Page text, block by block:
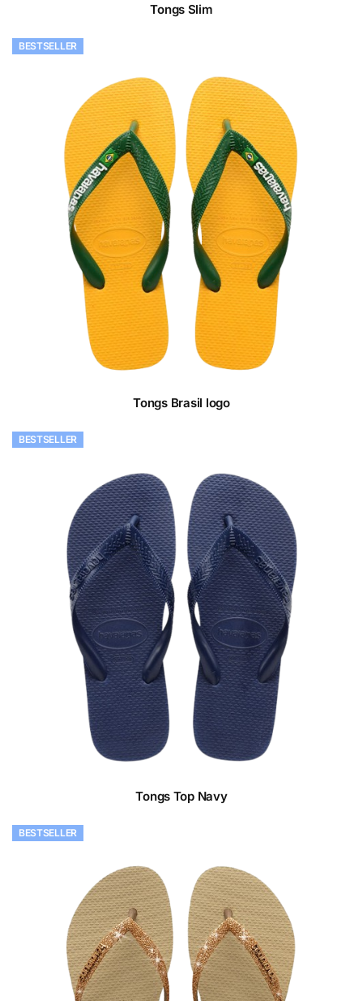
Tongs Slim
BESTSELLER
Tongs Brasil logo
BESTSELLER
Tongs Top Navy
BESTSELLER